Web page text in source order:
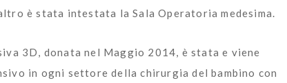
è stata intestata la Sala Operatoria medesima.
3D, donata nel Maggio 2014, è stata e viene
in ogni settore della chirurgia del bambino con